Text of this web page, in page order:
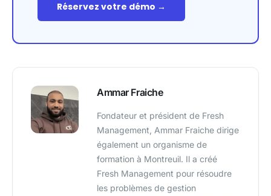
Réservez votre démo →
Ammar Fraiche
Fondateur et président de Fresh
Management, Ammar Fraiche dirige
également un organisme de
formation à Montreuil. Il a créé
Fresh Management pour résoudre
les problèmes de gestion